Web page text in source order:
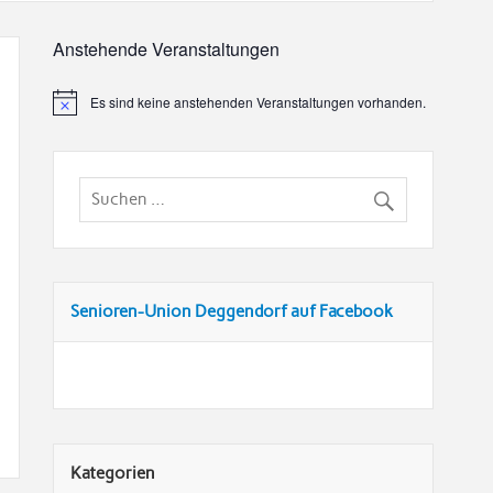
Anstehende Veranstaltungen
Es sind keine anstehenden Veranstaltungen vorhanden.
Senioren-Union Deggendorf auf Facebook
Kategorien